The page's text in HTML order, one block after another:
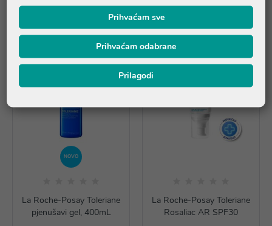
Proizvodi iz iste linije
NOVO
La Roche-Posay Toleriane
pjenušavi gel, 400mL
La Roche-Posay Toleriane
Rosaliac AR SPF30
Prihvaćam sve
Prihvaćam odabrane
Prilagodi